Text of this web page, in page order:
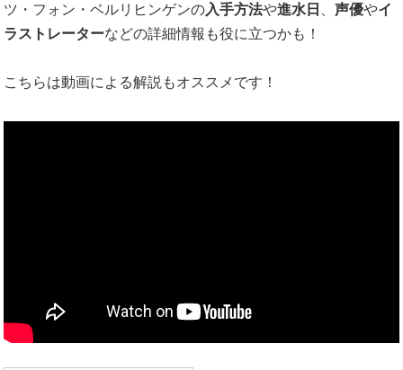
ツ・フォン・ベルリヒンゲンの入手方法や進水日 声優やイ
ラストレーターなどの詳細情報も役に立つかも！
こちらは動画による解説もオススメです！